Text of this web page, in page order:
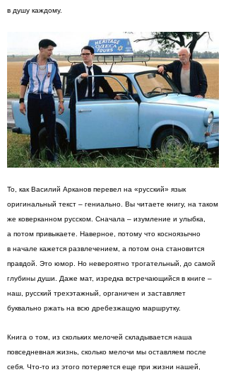
в душу каждому.
То, как Василий Арканов перевел на «русский» язык
оригинальный текст – гениально. Вы читаете книгу, на таком
же коверканном русском. Сначала – изумление и улыбка,
а потом привыкаете. Наверное, потому что косноязычно
в начале кажется развлечением, а потом она становится
правдой. Это юмор. Но невероятно трогательный, до самой
глубины души. Даже мат, изредка встречающийся в книге –
наш, русский трехэтажный, органичен и заставляет
буквально ржать на всю дребезжащую маршрутку.
Книга о том, из скольких мелочей складывается наша
повседневная жизнь, сколько мелочи мы оставляем после
себя. Что-то из этого потеряется еще при жизни нашей,